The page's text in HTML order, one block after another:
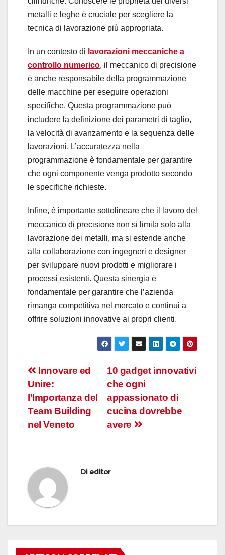
metalli e leghe è cruciale per scegliere la
tecnica di lavorazione più appropriata.
In un contesto di lavorazioni meccaniche a
controllo numerico, il meccanico di precisione
è anche responsabile della programmazione
delle macchine per eseguire operazioni
specifiche. Questa programmazione può
includere la definizione dei parametri di taglio,
la velocità di avanzamento e la sequenza delle
lavorazioni. L’accuratezza nella
programmazione è fondamentale per garantire
che ogni componente venga prodotto secondo
le specifiche richieste.
Infine, è importante sottolineare che il lavoro del
meccanico di precisione non si limita solo alla
lavorazione dei metalli, ma si estende anche
alla collaborazione con ingegneri e designer
per sviluppare nuovi prodotti e migliorare i
processi esistenti. Questa sinergia è
fondamentale per garantire che l’azienda
rimanga competitiva nel mercato e continui a
offrire soluzioni innovative ai propri clienti.
Navigazione
articoli
10 gadget innovativi
che ogni
appassionato di
cucina dovrebbe
avere
Innovare ed
Unire:
l’Importanza del
Team Building
nel Veneto
Di editor